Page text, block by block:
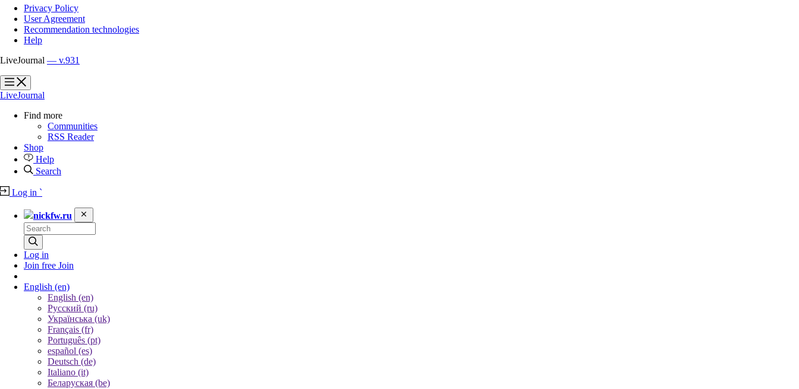
Privacy Policy
User Agreement
Recommendation technologies
Help
LiveJournal — v.931
?
?
LiveJournal
Find more
Communities
RSS Reader
Shop
Help
Search
Log in `
nickfw.ru
Log in
Join free Join
English (en)
English (en)
Русский (ru)
Українська (uk)
Français (fr)
Português (pt)
español (es)
Deutsch (de)
Italiano (it)
Беларуская (be)